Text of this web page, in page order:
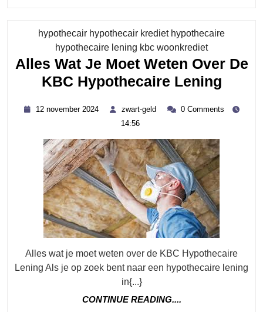
hypothecair hypothecair krediet hypothecaire
hypothecaire lening kbc woonkredietCategory
Alles Wat Je Moet Weten Over De
KBC Hypothecaire LeningAlles
Je
12 november 2024
november
zwart-geld
zwart- 0 Comments
14:56
Alles wat je moet weten over de KBC Hypothecaire
Lening Als je op zoek bent naar een hypothecaire lening
in{...}
CONTINUE READING....